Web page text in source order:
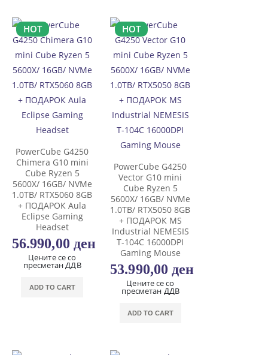
HOT
PowerCube G4250
Chimera G10 mini
Cube Ryzen 5
5600X/ 16GB/ NVMe
1.0TB/ RTX5060 8GB
+ ПОДАРОК Aula
Eclipse Gaming
Headset
56.990,00 ден
Цените се со
пресметан ДДВ
ADD TO CART
HOT
PowerCube G4250
Vector G10 mini
Cube Ryzen 5
5600X/ 16GB/ NVMe
1.0TB/ RTX5050 8GB
+ ПОДАРОК MS
Industrial NEMESIS
T-104C 16000DPI
Gaming Mouse
53.990,00 ден
Цените се со
пресметан ДДВ
ADD TO CART